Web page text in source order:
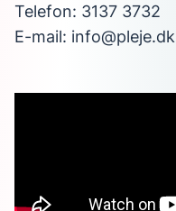
Telefon: 3137 3732
E-mail: info@pleje.dk